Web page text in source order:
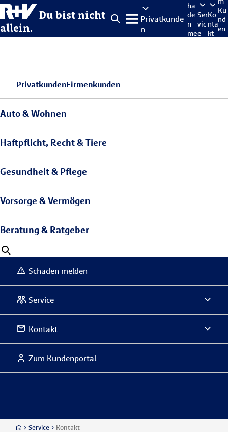
Du bist nicht
allein.
Privatkunde
n
ha
de
n
me
Ser
vic
e
Ko
nta
kt
Ku
nd
en
po
PrivatkundenFirmenkunden
Auto & Wohnen
Haftpflicht, Recht & Tiere
Gesundheit & Pflege
Vorsorge & Vermögen
Beratung & Ratgeber
Schaden melden
Service
Kontakt
Zum Kundenportal
Service Kontakt